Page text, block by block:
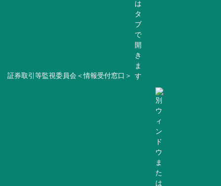
証券取引等監視委員会＜情報受付窓口＞